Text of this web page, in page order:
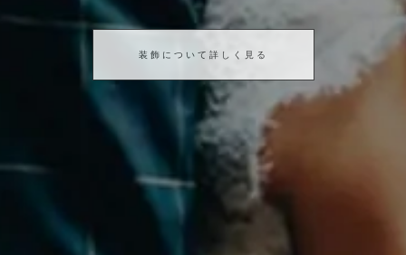
装飾について詳しく見る